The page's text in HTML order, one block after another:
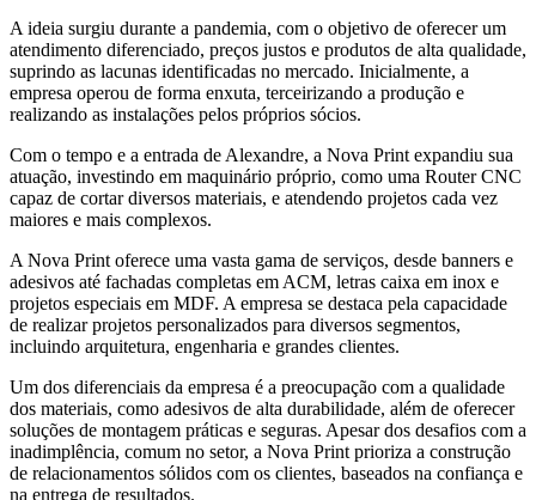
A ideia surgiu durante a pandemia, com o objetivo de oferecer um
atendimento diferenciado, preços justos e produtos de alta qualidade,
suprindo as lacunas identificadas no mercado. Inicialmente, a
empresa operou de forma enxuta, terceirizando a produção e
realizando as instalações pelos próprios sócios.
Com o tempo e a entrada de Alexandre, a Nova Print expandiu sua
atuação, investindo em maquinário próprio, como uma Router CNC
capaz de cortar diversos materiais, e atendendo projetos cada vez
maiores e mais complexos.
A Nova Print oferece uma vasta gama de serviços, desde banners e
adesivos até fachadas completas em ACM, letras caixa em inox e
projetos especiais em MDF. A empresa se destaca pela capacidade
de realizar projetos personalizados para diversos segmentos,
incluindo arquitetura, engenharia e grandes clientes.
Um dos diferenciais da empresa é a preocupação com a qualidade
dos materiais, como adesivos de alta durabilidade, além de oferecer
soluções de montagem práticas e seguras. Apesar dos desafios com a
inadimplência, comum no setor, a Nova Print prioriza a construção
de relacionamentos sólidos com os clientes, baseados na confiança e
na entrega de resultados.